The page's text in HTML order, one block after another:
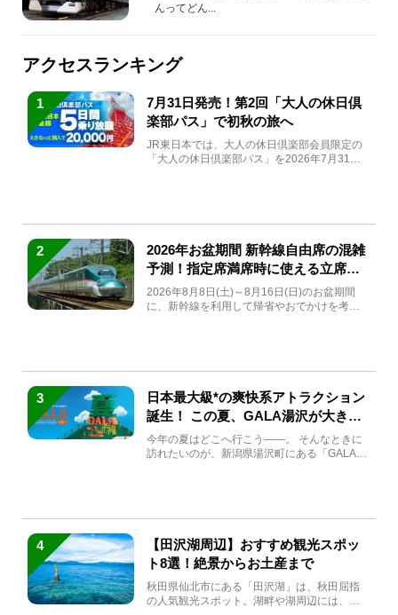
んってどん...
アクセスランキング
1
7月31日発売！第2回「大人の休日倶
楽部パス」で初秋の旅へ
JR東日本では、大人の休日倶楽部会員限定の
「大人の休日倶楽部パス」を2026年7月31日
2
2026年お盆期間 新幹線自由席の混雑
予測！指定席満席時に使える立席特
急券も解説
2026年8月8日(土)～8月16日(日)のお盆期間
に、新幹線を利用して帰省やおでかけを考え
3
日本最大級*の爽快系アトラクション
誕生！ この夏、GALA湯沢が大きく
生まれ変わる
今年の夏はどこへ行こう――。 そんなときに
訪れたいのが、新潟県湯沢町にある「GALA湯
4
【田沢湖周辺】おすすめ観光スポッ
ト8選！絶景からお土産まで
秋田県仙北市にある「田沢湖」は、秋田屈指
の人気観光スポット。湖畔や湖周辺には、田